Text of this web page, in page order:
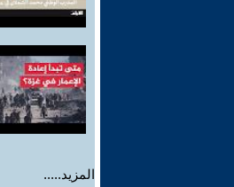
المزيد.....